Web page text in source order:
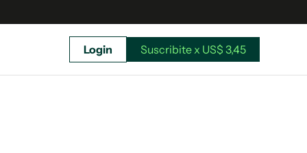
Login Suscribite x US$ 3,45